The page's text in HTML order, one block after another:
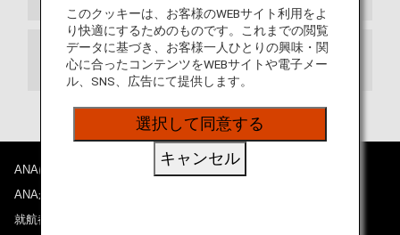
お乗り継ぎ
ANAについて
ANAからのお知らせ
就航都市
このクッキーは、お客様のWEBサイト利用をよ
り快適にするためのものです。これまでの閲覧
データに基づき、お客様一人ひとりの興味・関
心に合ったコンテンツをWEBサイトや電子メー
ル、SNS、広告にて提供します。
選択して同意する
キャンセル